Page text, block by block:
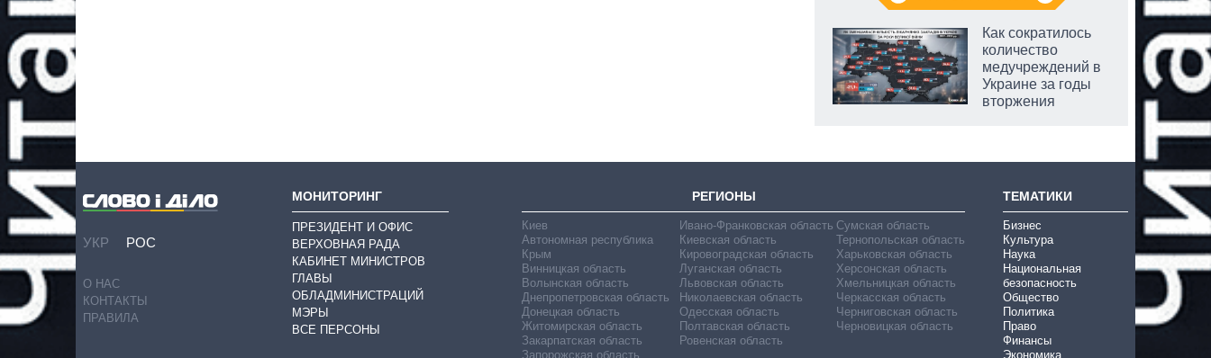
Как сократилось
количество
медучреждений в
Украине за годы
вторжения
УКР РОС
О НАС
КОНТАКТЫ
ПРАВИЛА
МОНИТОРИНГ
ПРЕЗИДЕНТ И ОФИС
ВЕРХОВНАЯ РАДА
КАБИНЕТ МИНИСТРОВ
ГЛАВЫ
ОБЛАДМИНИСТРАЦИЙ
МЭРЫ
ВСЕ ПЕРСОНЫ
РЕГИОНЫ
Киев
Автономная республика
Крым
Винницкая область
Волынская область
Днепропетровская область
Донецкая область
Житомирская область
Закарпатская область
Запорожская область
Ивано-Франковская область
Киевская область
Кировоградская область
Луганская область
Львовская область
Николаевская область
Одесская область
Полтавская область
Ровенская область
Сумская область
Тернопольская область
Харьковская область
Херсонская область
Хмельницкая область
Черкасская область
Черниговская область
Черновицкая область
ТЕМАТИКИ
Бизнес
Культура
Наука
Национальная
безопасность
Общество
Политика
Право
Финансы
Экономика